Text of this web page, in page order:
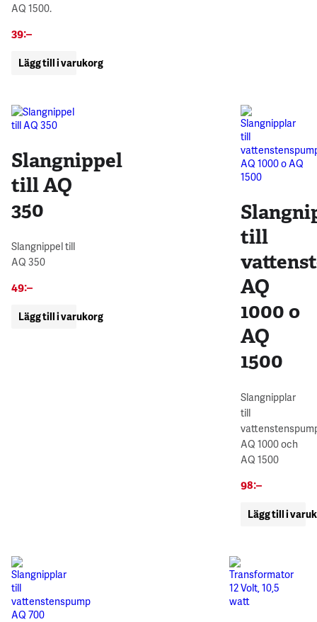
AQ 1500.
39:–
Lägg till i varukorg
Slangnippel
till AQ
350
Slangnippel till
AQ 350
49:–
Lägg till i varukorg
till
AQ
1000 o
AQ
1500
Slangnipplar
till
AQ 1000 och
AQ 1500
98:–
Lägg till i